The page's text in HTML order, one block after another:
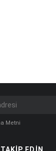
Metni